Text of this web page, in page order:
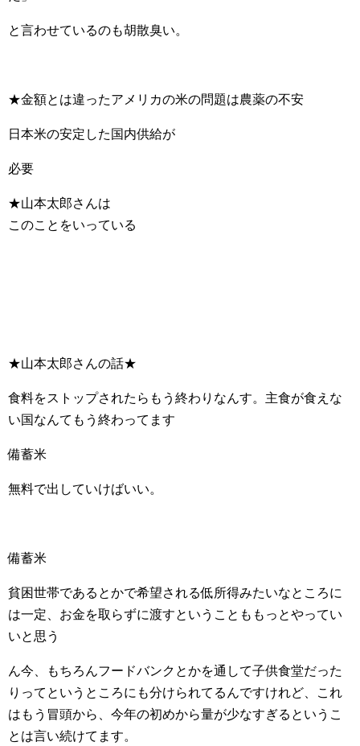
と言わせているのも胡散臭い。
★金額とは違ったアメリカの米の問題は農薬の不安
日本米の安定した国内供給が
必要
★山本太郎さんは
このことをいっている
★山本太郎さんの話★
食料をストップされたらもう終わりなんす。主食が食えな
い国なんてもう終わってます
備蓄米
無料で出していけばいい。
備蓄米
貧困世帯であるとかで希望される低所得みたいなところに
は一定、お金を取らずに渡すということももっとやってい
いと思う
ん今、もちろんフードバンクとかを通して子供食堂だった
りってというところにも分けられてるんですけれど、これ
はもう冒頭から、今年の初めから量が少なすぎるというこ
とは言い続けてます。